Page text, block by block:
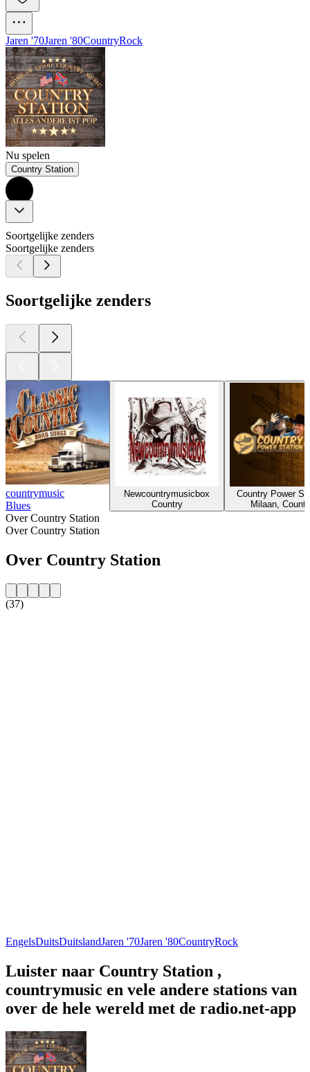
Jaren '70Jaren '80CountryRock
Nu spelen
Country Station
Soortgelijke zenders
Soortgelijke zenders
Soortgelijke zenders
countrymusic
Blues
Newcountrymusicbox
Country
Country Power
Milaan,
Over Country Station
Over Country Station
Over Country Station
(37)
EngelsDuitsDuitslandJaren '70Jaren '80CountryRock
Luister naar Country Station ,
countrymusic en vele andere stations van
over de hele wereld met de radio.net-app